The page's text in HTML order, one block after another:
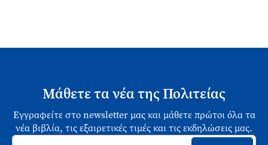
Μάθετε τα νέα της Πολιτείας
Εγγραφείτε στο newsletter μας και μάθετε πρώτοι όλα τα
νέα βιβλία, τις εξαιρετικές τιμές και τις εκδηλώσεις μας.